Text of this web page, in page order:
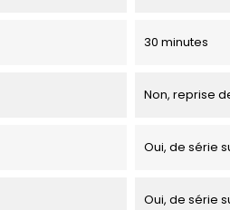
30 minutes
Non, reprise
Oui, de série
Oui, de série